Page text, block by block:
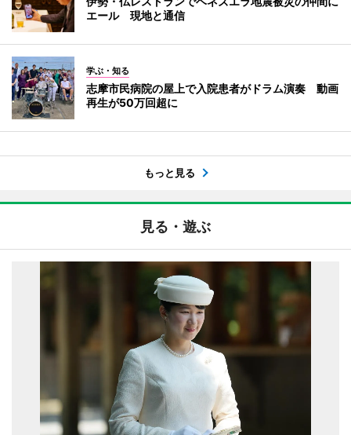
エール 現地と通信
学ぶ・知る
志摩市民病院の屋上で入院患者がドラム演奏 動画
再生が50万回超に
もっと見る
見る・遊ぶ